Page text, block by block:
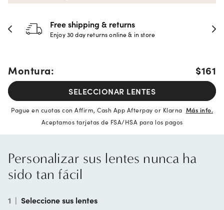
Free shipping & returns
Enjoy 30 day returns online & in store
Montura: $161
SELECCIONAR LENTES
Pague en cuotas con Affirm, Cash App Afterpay or Klarna Más info.
Aceptamos tarjetas de FSA/HSA para los pagos
Personalizar sus lentes nunca ha
sido tan fácil
1 | Seleccione sus lentes